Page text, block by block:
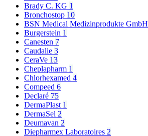
Brady C. KG 1
Bronchostop 10
BSN Medical Medizinprodukte GmbH
Burgerstein 1
Canesten 7
Caudalie 3
CeraVe 13
Cheplapharm 1
Chlorhexamed 4
Compeed 6
Declaré 75
DermaPlast 1
DermaSel 2
Deumavan 2
Diepharmex Laboratoires 2